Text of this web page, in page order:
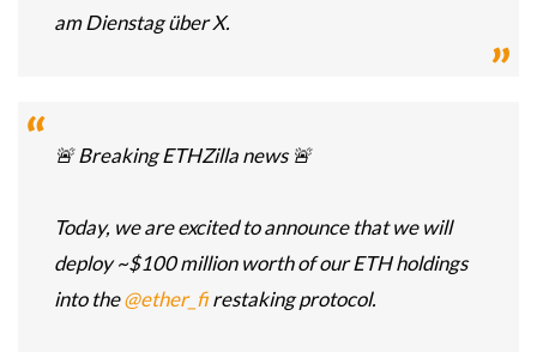
am Dienstag über X.
🚨 Breaking ETHZilla news 🚨
Today, we are excited to announce that we will
deploy ~$100 million worth of our ETH holdings
into the@ether_firestaking protocol.